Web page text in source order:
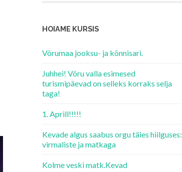
HOIAME KURSIS
Võrumaa jooksu- ja kõnnisari.
Juhhei! Võru valla esimesed
turismipäevad on selleks korraks selja
taga!
1. Aprill!!!!!
Kevade algus saabus orgu täies hiilguses:
virmaliste ja matkaga
Kolme veski matk.Kevad